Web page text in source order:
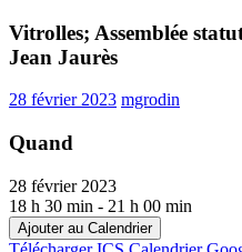
Vitrolles; Assemblée
Jean Jaurès
28 février 2023 mgrodin
Quand
28 février 2023
18 h 30 min - 21 h 00 min
Ajouter au Calendrier